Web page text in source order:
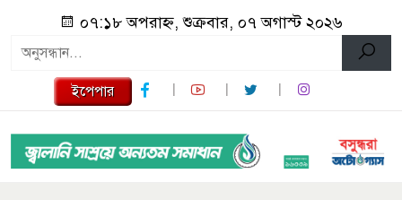
০৭:১৮ অপরাহ্ন, শুক্রবার, ০৭ অগাস্ট ২০২৬
ইপেপার